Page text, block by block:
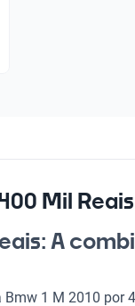
Mil Reais
A
1 M 2010 por